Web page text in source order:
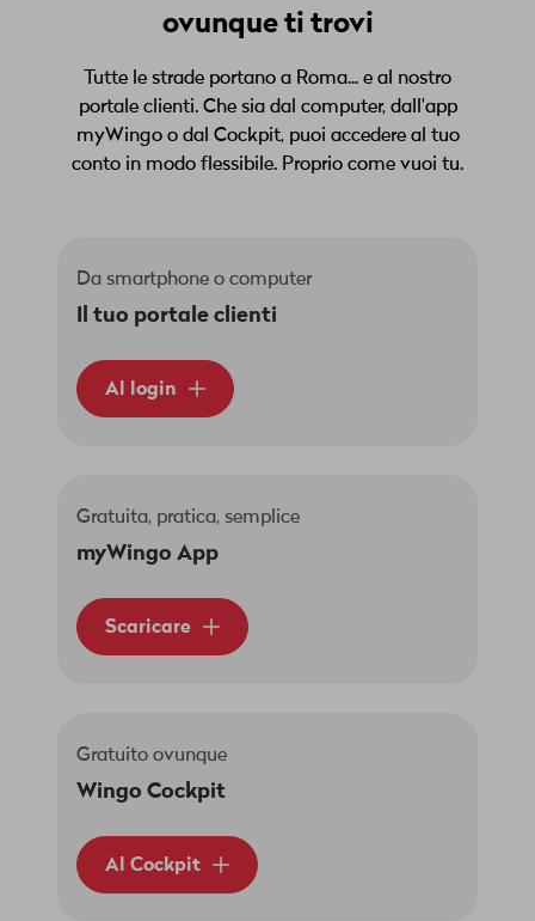
ovunque ti trovi
Tutte le strade portano a Roma... e al nostro
portale clienti. Che sia dal computer, dall'app
myWingo o dal Cockpit, puoi accedere al tuo
conto in modo flessibile. Proprio come vuoi tu.
Da smartphone o computer
Il tuo portale clienti
Al login
Gratuita, pratica, semplice
myWingo App
Scaricare
Gratuito ovunque
Wingo Cockpit
Al Cockpit